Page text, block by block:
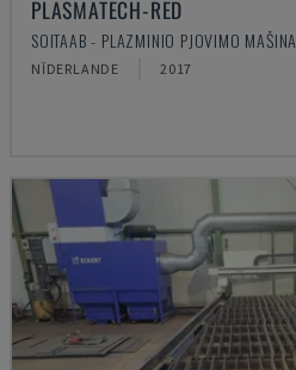
PLASMATECH-RED
SOITAAB - PLAZMINIO PJOVIMO MAŠINA
NĪDERLANDE 2017